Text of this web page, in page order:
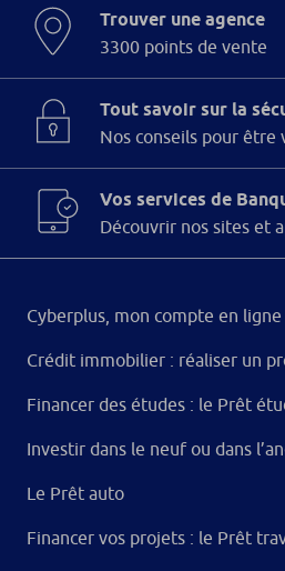
Trouver une agence
3300 points de vente
Tout savoir sur la
Nos conseils pour être
Vos services de
Découvrir nos sites et
Cyberplus, mon compte en
Crédit immobilier : réaliser un
Financer des études : le Prêt
Investir dans le neuf ou dans
Le Prêt auto
Financer vos projets : le Prêt